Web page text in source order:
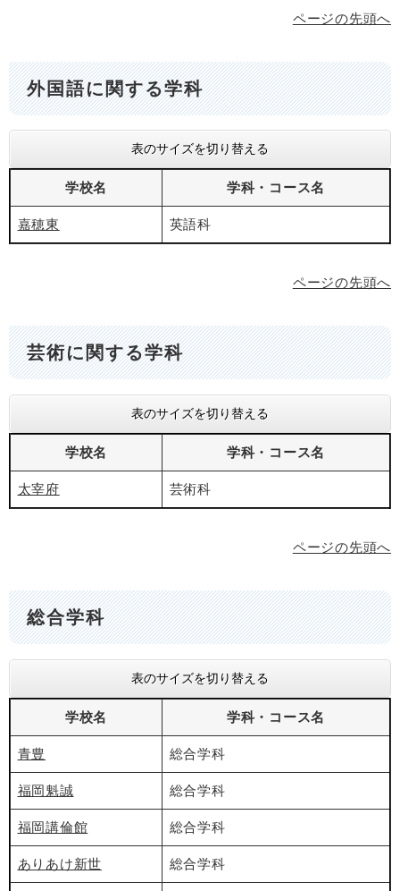
ページの先頭へ
外国語に関する学科
表のサイズを切り替える
学校名 学科・コース名
嘉穂東 英語科
ページの先頭へ
芸術に関する学科
表のサイズを切り替える
学校名 学科・コース名
太宰府 芸術科
ページの先頭へ
総合学科
表のサイズを切り替える
学校名 学科・コース名
青豊 総合学科
福岡魁誠 総合学科
福岡講倫館 総合学科
ありあけ新世 総合学科